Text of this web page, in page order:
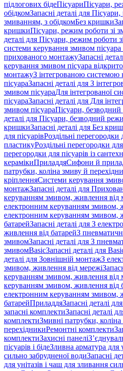
підлогових бідеПісуариПісуари,
обідкомЗапасні деталі для
змиванням, з обідкомБез кришки
кришкиПісуари, режим роботи зі
деталі для Пісуари, режим роботи
системи керування змивом пісуара
прихованого монтажуЗапасні
керування змивом пісуара
монтажуЗ інтегрованою системою
пісуараЗапасні деталі для З
змивом пісуараДля інтегрованої
пісуараЗапасні деталі для Для
змивом пісуараПісуари,
деталі для Пісуари, безводний
кришкиЗапасні деталі для Без
для пісуарівРоздільні перегородки
пластикуРоздільні перегородки для
перегородки для пісуарів із
керамікиПриладдяСифони й
патрубки, коліна змиву й
кріпленняСистеми керування
монтажЗапасні деталі для
керуванням змивом, живлення від
електронним керуванням змивом,
електронним керуванням змивом,
батарейЗапасні деталі для З
живлення від батарейЗ
змивомЗапасні деталі для З
змивомBasicЗапасні деталі для
деталі для Зовнішній монтажЗ
змивом, живлення від мережі
керуванням змивом, живлення від
керуванням змивом, живлення від
електронним керуванням змивом,
батарейПриладдяЗапасні деталі
запасні комплектиЗапасні деталі
комплектиЗмивні патрубки,
перехідникиРемонтні комплекти
комплектиЗахисні панелі
пісуарів і бідеЗливна арматура для
сильно забрудненої водиЗапасні
для унітазів і чаш для зливання